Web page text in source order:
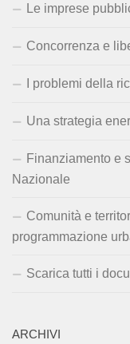
Le imprese
Concorrenza e
I problemi della
Una strategia
Finanziamento e
Nazionale
Comunità e
programmazione
Scarica tutti i
ARCHIVI